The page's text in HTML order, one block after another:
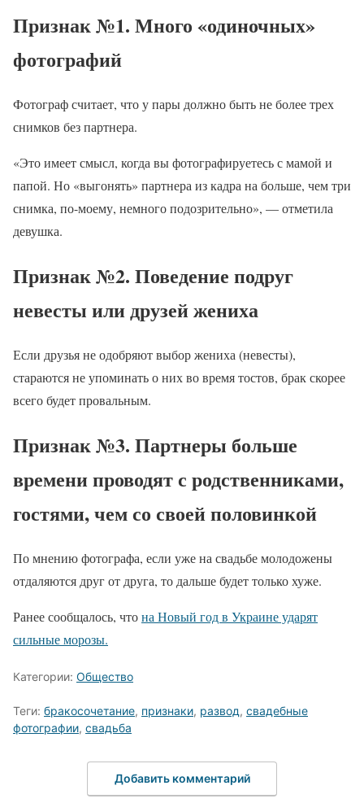
Признак №1. Много «одиночных»
фотографий
Фотограф считает, что у пары должно быть не более трех
снимков без партнера.
«Это имеет смысл, когда вы фотографируетесь с мамой и
папой. Но «выгонять» партнера из кадра на больше, чем три
снимка, по-моему, немного подозрительно», — отметила
девушка.
Признак №2. Поведение подруг
невесты или друзей жениха
Если друзья не одобряют выбор жениха (невесты),
стараются не упоминать о них во время тостов, брак скорее
всего будет провальным.
Признак №3. Партнеры больше
времени проводят с родственниками,
гостями, чем со своей половинкой
По мнению фотографа, если уже на свадьбе молодожены
отдаляются друг от друга, то дальше будет только хуже.
Ранее сообщалось, чтона Новый год в Украине ударят
сильные морозы.
Категории: Общество
Теги: бракосочетание, признаки, развод, свадебные
фотографии, свадьба
Добавить комментарий